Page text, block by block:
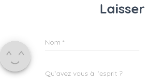
Nom *
Qu’avez vous à l’esprit ?